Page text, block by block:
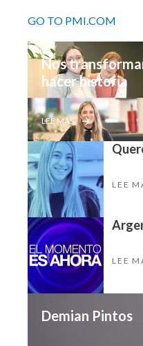
GO TO PMI.COM
Nos
hacer historia
LEE MÁS
Demian Pintos
LEE
LEE